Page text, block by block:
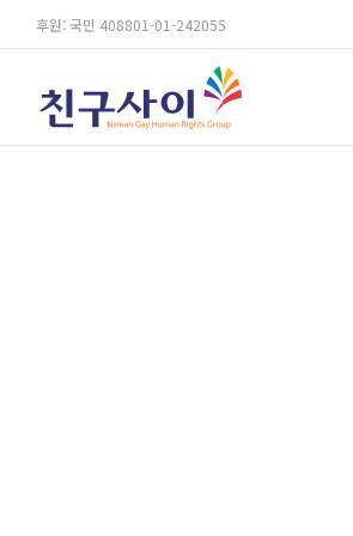
후원: 국민 408801-01-242055